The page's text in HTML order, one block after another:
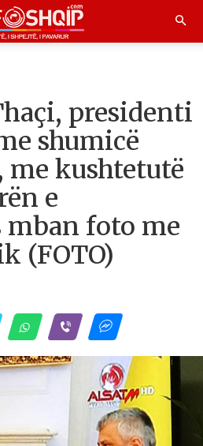
presidenti
shumicë
kushtetutë
e
mban foto me
(FOTO)